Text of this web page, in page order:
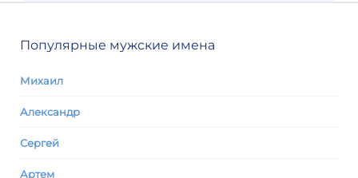
Популярные мужские имена
Михаил
Александр
Сергей
Артем